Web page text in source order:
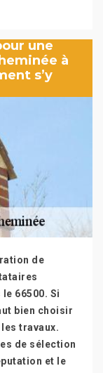
une
à
s’y
de
66500. Si
bien choisir
travaux.
de sélection
et le